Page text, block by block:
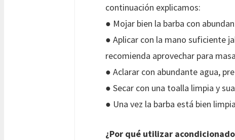
continuación explicamos:
● Mojar bien la barba con
● Aplicar con la mano suficiente
recomienda aprovechar para
● Aclarar con abundante agua,
● Secar con una toalla limpia y
● Una vez la barba está bien
¿Por qué utilizar